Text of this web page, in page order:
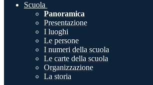
Scuola
Panoramica
Presentazione
I luoghi
Le persone
I numeri della scuola
Le carte della scuola
Organizzazione
La storia